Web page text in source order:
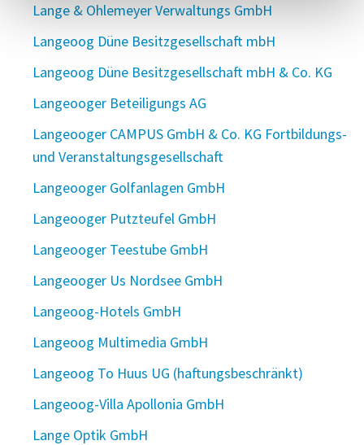
Lange & Ohlemeyer Verwaltungs GmbH
Langeoog Düne Besitzgesellschaft mbH
Langeoog Düne Besitzgesellschaft mbH & Co. KG
Langeooger Beteiligungs AG
Langeooger CAMPUS GmbH & Co. KG Fortbildungs-
und Veranstaltungsgesellschaft
Langeooger Golfanlagen GmbH
Langeooger Putzteufel GmbH
Langeooger Teestube GmbH
Langeooger Us Nordsee GmbH
Langeoog-Hotels GmbH
Langeoog Multimedia GmbH
Langeoog To Huus UG (haftungsbeschränkt)
Langeoog-Villa Apollonia GmbH
Lange Optik GmbH